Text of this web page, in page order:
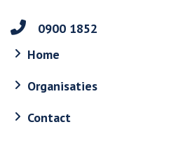
0900 1852
Home
Organisaties
Contact